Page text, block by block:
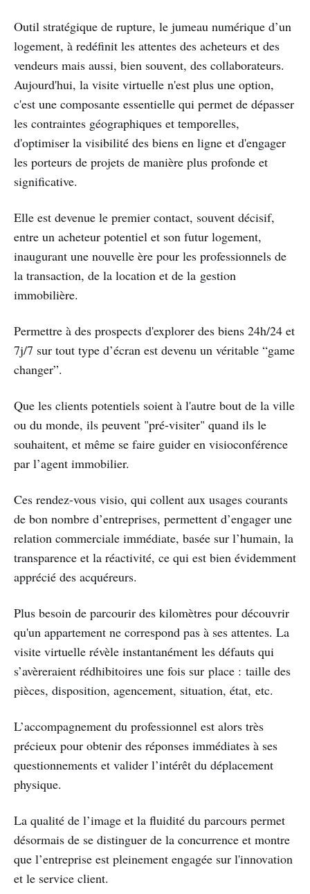
Outil stratégique de rupture, le jumeau numérique d’un
logement, à redéfinit les attentes des acheteurs et des
vendeurs mais aussi, bien souvent, des collaborateurs.
Aujourd'hui, la visite virtuelle n'est plus une option,
c'est une composante essentielle qui permet de dépasser
les contraintes géographiques et temporelles,
d'optimiser la visibilité des biens en ligne et d'engager
les porteurs de projets de manière plus profonde et
significative.
Elle est devenue le premier contact, souvent décisif,
entre un acheteur potentiel et son futur logement,
inaugurant une nouvelle ère pour les professionnels de
la transaction, de la location et de la gestion
immobilière.
Permettre à des prospects d'explorer des biens 24h/24 et
7j/7 sur tout type d’écran est devenu un véritable “game
changer”.
Que les clients potentiels soient à l'autre bout de la ville
ou du monde, ils peuvent "pré-visiter" quand ils le
souhaitent, et même se faire guider en visioconférence
par l’agent immobilier.
Ces rendez-vous visio, qui collent aux usages courants
de bon nombre d’entreprises, permettent d’engager une
relation commerciale immédiate, basée sur l’humain, la
transparence et la réactivité, ce qui est bien évidemment
apprécié des acquéreurs.
Plus besoin de parcourir des kilomètres pour découvrir
qu'un appartement ne correspond pas à ses attentes. La
visite virtuelle révèle instantanément les défauts qui
s’avèreraient rédhibitoires une fois sur place : taille des
pièces, disposition, agencement, situation, état, etc.
L’accompagnement du professionnel est alors très
précieux pour obtenir des réponses immédiates à ses
questionnements et valider l’intérêt du déplacement
physique.
La qualité de l’image et la fluidité du parcours permet
désormais de se distinguer de la concurrence et montre
que l’entreprise est pleinement engagée sur l'innovation
et le service client.